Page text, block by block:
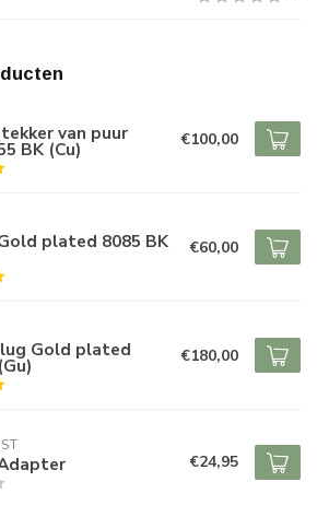
van puur
BK (Cu) €100,00
plated 8085 BK €60,00
Gold plated €180,00
€24,95